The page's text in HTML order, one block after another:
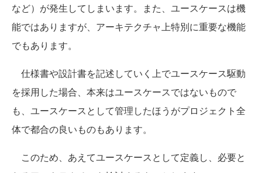
など）が発生してしまいます。また、ユースケースは機
能ではありますが、アーキテクチャ上特別に重要な機能
でもあります。
仕様書や設計書を記述していく上でユースケース駆動
を採用した場合、本来はユースケースではないもので
も、ユースケースとして管理したほうがプロジェクト全
体で都合の良いものもあります。
このため、あえてユースケースとして定義し、必要と